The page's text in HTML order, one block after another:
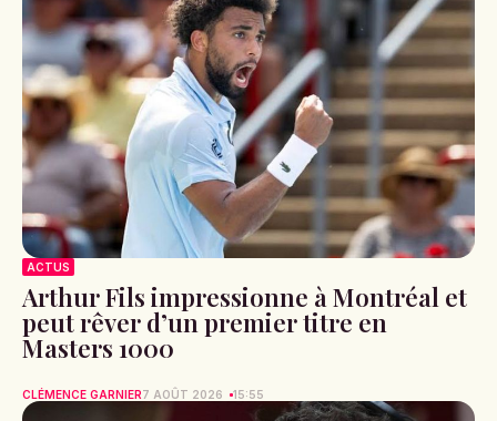
ACTUS
Arthur Fils impressionne à Montréal et
peut rêver d’un premier titre en
Masters 1000
CLÉMENCE GARNIER7 AOÛT 2026 15:55